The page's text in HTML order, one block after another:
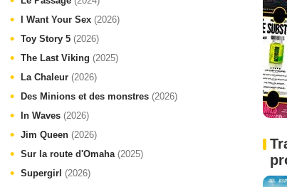
I Want Your Sex (2026)
Toy Story 5 (2026)
The Last Viking (2025)
La Chaleur (2026)
Des Minions et des monstres (2026)
In Waves (2026)
Jim Queen (2026)
Sur la route d'Omaha (2025)
Supergirl (2026)